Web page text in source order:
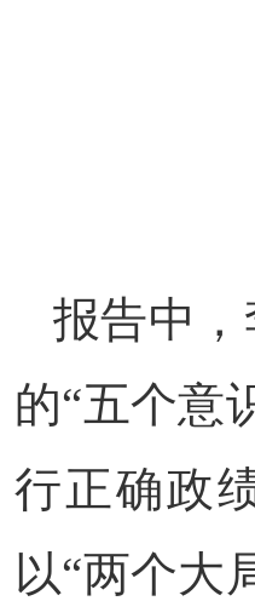
报告中
的“五个意
行正确政
以“两个大